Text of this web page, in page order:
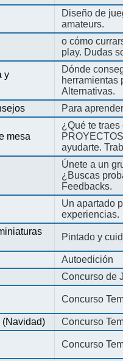
Diseño de
amateurs.
o cómo
play. Dudas
y
Dónde
herramientas
Alternativas.
Para
mesa
¿Qué te
ayudarte.
Únete a un
¿Buscas
Feedbacks.
Un apartado
experiencias.
Pintado y
Autoedición
Concurso de
Concurso
(Navidad)
Concurso
Concurso